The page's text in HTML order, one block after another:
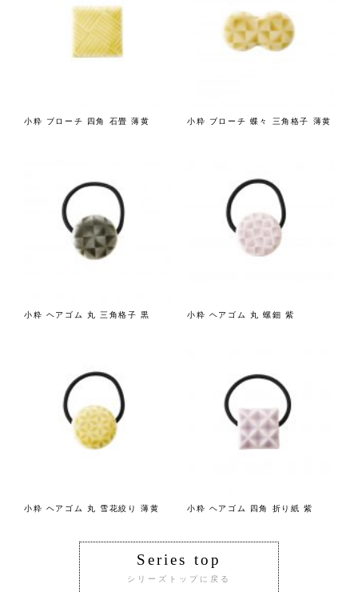
小粋 ブローチ 四角 石畳 薄黄 小粋 ブローチ 蝶々 三角格子 薄黄
小粋 ヘアゴム 丸 三角格子 黒 小粋 ヘアゴム 丸 螺鈿 紫
小粋 ヘアゴム 丸 雪花絞り 薄黄 小粋 ヘアゴム 四角 折り紙 紫
Series top
シリーズトップに戻る